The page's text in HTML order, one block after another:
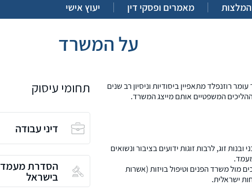
המלצות מאמרים ופסקי דין יעוץ אישי
על המשרד
רוזנפלד מתאפיין ביסודיות וניסיון רב שנים
המשפטיים אותם מייצג המשרד.
זוג, לרבות זוגות ידועים בציבור ונשואים
מול משרד הפנים וטיפול בויזות (אשרות
ישראלית.
תחומי עיסוק
דיני עבודה
הסדרת מעמד
בישראל